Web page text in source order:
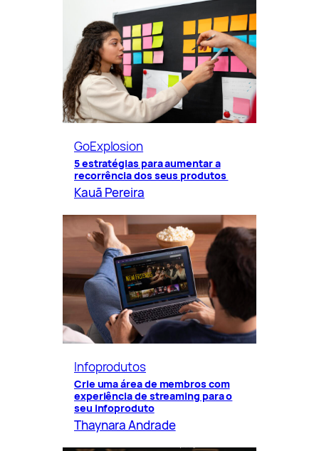
GoExplosion
5 estratégias para aumentar a
recorrência dos seus produtos
Kauã Pereira
Infoprodutos
Crie uma área de membros com
experiência de streaming para o
seu infoproduto
Thaynara Andrade